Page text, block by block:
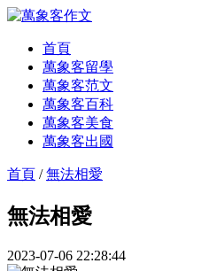
首頁
萬象客留學
萬象客范文
萬象客百科
萬象客美食
萬象客出國
首頁 /無法相愛
無法相愛
2023-07-06 22:28:44